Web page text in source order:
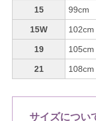
15 99cm
15W 102cm
19 105cm
21 108cm
サイズについ